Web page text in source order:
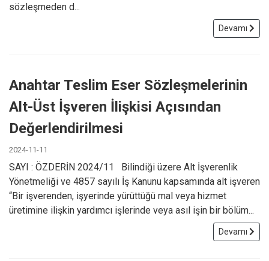
sözleşmeden d...
Devamı
Anahtar Teslim Eser Sözleşmelerinin
Alt-Üst İşveren İlişkisi Açısından
Değerlendirilmesi
2024-11-11
SAYI : ÖZDERİN 2024/11 Bilindiği üzere Alt İşverenlik
Yönetmeliği ve 4857 sayılı İş Kanunu kapsamında alt işveren
“Bir işverenden, işyerinde yürüttüğü mal veya hizmet
üretimine ilişkin yardımcı işlerinde veya asıl işin bir bölüm...
Devamı